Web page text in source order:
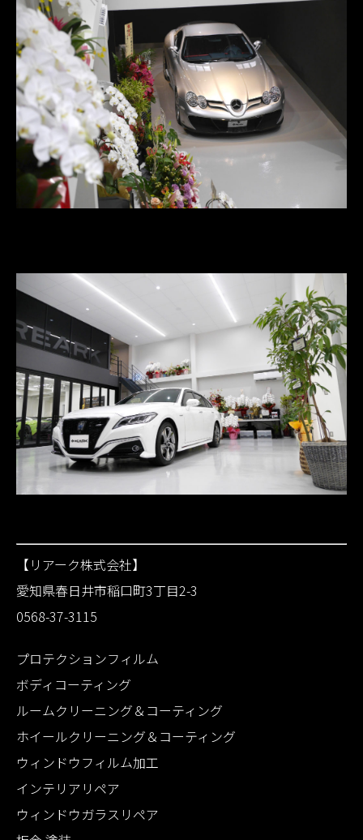
【リアーク株式会社】
愛知県春日井市稲口町3丁目2-3
0568-37-3115
プロテクションフィルム
ボディコーティング
ルームクリーニング＆コーティング
ホイールクリーニング＆コーティング
ウィンドウフィルム加工
インテリアリペア
ウィンドウガラスリペア